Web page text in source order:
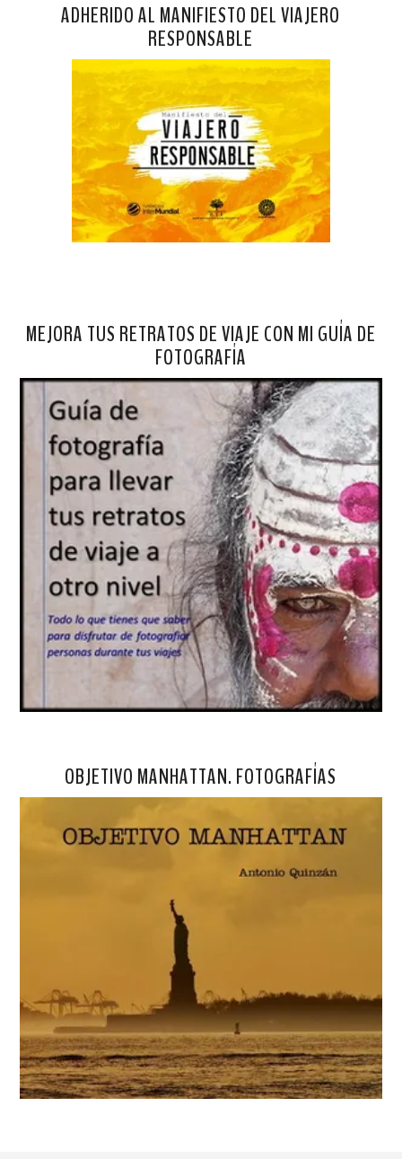
ADHERIDO AL MANIFIESTO DEL VIAJERO
RESPONSABLE
MEJORA TUS RETRATOS DE VIAJE CON MI GUÍA DE
FOTOGRAFÍA
OBJETIVO MANHATTAN. FOTOGRAFÍAS